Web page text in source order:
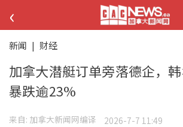
‹
新闻 | 财经
加拿大潜艇订单旁落德企，
暴跌逾23%
来自: 加拿大新闻网编译 2026-7-7 11:49